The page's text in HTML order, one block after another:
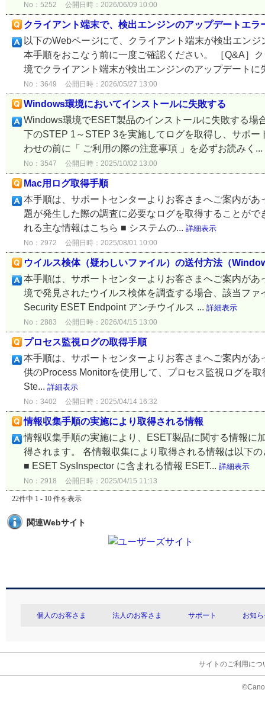
No：5252 公開日時：2026/06/09 10:00
クライアント端末で、検出エンジンのアップデートエ
以下のWebページにて、クライアント端末が検出エン
本手順をおこなう前に一度ご確認ください。 ［Q&A］
境でクライアント端末が検出エンジンのアップデートに
No：3649 公開日時：2026/05/27 13:00
Windows環境においてインストールに失敗する
Windows環境でESET製品のインストールに失敗する場
下のSTEP 1～STEP 3を実施してログを取得し、サポ
わせの前に「 ご利用の際の注意事項 」を必ずお読みく...
No：3547 公開日時：2025/10/02 13:00
Mac用ログ取得手順
本手順は、サポートセンターよりお客さまへご案内が
題が発生した際の調査に必要なログを取得することが
れる主な情報はこちら ■ システムの... 詳細表示
No：2972 公開日時：2025/08/01 10:00
ウイルス検体（疑わしいファイル）の送付方法（
本手順は、サポートセンターよりお客さまへご案内が
境で発見されたウイルス検体を調査する場合、該当フ
Security ESET Endpoint アンチウイルス ... 詳細表示
No：2883 公開日時：2026/04/15 13:00
プロセス監視ログの取得手順
本手順は、サポートセンターよりお客さまへご案内が
供のProcess Monitorを使用して、プロセス監視ログを
Ste... 詳細表示
No：3402 公開日時：2025/04/14 16:32
情報収集手順の実施により取得される情報
情報収集手順の実施により、ESET製品に関する情報に
得されます。 各情報収集により取得される情報は以下
■ ESET SysInspector に含まれる情報 ESET... 詳細表示
No：2918 公開日時：2025/04/15 11:13
22件中 1 - 10 件を表示
関連Webサイト
個人のお客さま 法人のお客さま サポート お知
サイトのご利用につ